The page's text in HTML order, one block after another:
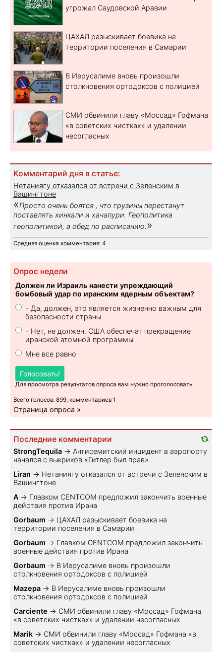
угрожал Саудовской Аравии
ЦАХАЛ разыскивает боевика на
территории поселения в Самарии
В Иерусалиме вновь произошли
столкновения ортодоксов с полицией
СМИ обвинили главу «Моссад» Гофмана
«в советских чистках» и удалении
несогласных
Комментарий дня в статье:
Нетаниягу отказался от встречи с Зеленским в
Вашингтоне
«Просто очень боятся , что грузины перестанут
поставлять хинкали и хачапури. Геополитика
геополитикой, а обед по расписанию. »
Средняя оценка комментария: 4
Опрос недели
Должен ли Израиль нанести упреждающий
бомбовый удар по иранским ядерным объектам?
- Да, должен, это является жизненно важным для
безопасности страны
- Нет, не должен. США обеспечат прекращение
иранской атомной программы
Мне все равно
Голосовать!
Для просмотра результатов опроса вам нужно проголосовать
Всего голосов: 899, комментариев 1
Страница опроса »
Последние комментарии
StrongTequila → Антисемитский инцидент в аэропорту
начался с выкриков «Гитлер был прав»
Liran → Нетаниягу отказался от встречи с Зеленским в
Вашингтоне
A → Главком CENTCOM предложил закончить военные
действия против Ирана
Gorbaum → ЦАХАЛ разыскивает боевика на
территории поселения в Самарии
Gorbaum → Главком CENTCOM предложил закончить
военные действия против Ирана
Gorbaum → В Иерусалиме вновь произошли
столкновения ортодоксов с полицией
Mazepa → В Иерусалиме вновь произошли
столкновения ортодоксов с полицией
Carciente → СМИ обвинили главу «Моссад» Гофмана
«в советских чистках» и удалении несогласных
Marik → СМИ обвинили главу «Моссад» Гофмана «в
советских чистках» и удалении несогласных